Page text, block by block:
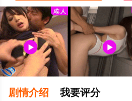
剧情介绍 我要评分